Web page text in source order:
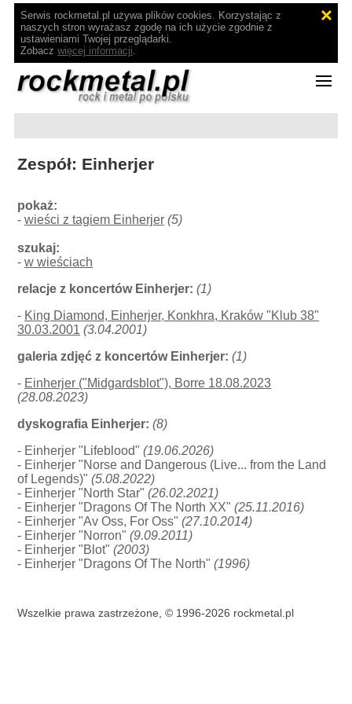
Serwis rockmetal.pl używa plików cookies. Korzystając z
naszych stron wyrażasz zgodę na ich użycie zgodnie z
ustawieniami Twojej przeglądarki.
Zobacz więcej informacji.
Zespół: Einherjer
pokaż:
-wieści z tagiem Einherjer (5)
szukaj:
-w wieściach
relacje z koncertów Einherjer: (1)
- King Diamond, Einherjer, Konkhra, Kraków "Klub 38"
30.03.2001 (3.04.2001)
galeria zdjęć z koncertów Einherjer: (1)
- Einherjer ("Midgardsblot"), Borre 18.08.2023
(28.08.2023)
dyskografia Einherjer: (8)
- Einherjer "Lifeblood"(19.06.2026)
- Einherjer "Norse and Dangerous (Live... from the Land
of Legends)"(5.08.2022)
- Einherjer "North Star"(26.02.2021)
- Einherjer "Dragons Of The North XX"(25.11.2016)
- Einherjer "Av Oss, For Oss"(27.10.2014)
- Einherjer "Norron"(9.09.2011)
- Einherjer "Blot"(2003)
- Einherjer "Dragons Of The North"(1996)
Wszelkie prawa zastrzeżone, © 1996-2026 rockmetal.pl